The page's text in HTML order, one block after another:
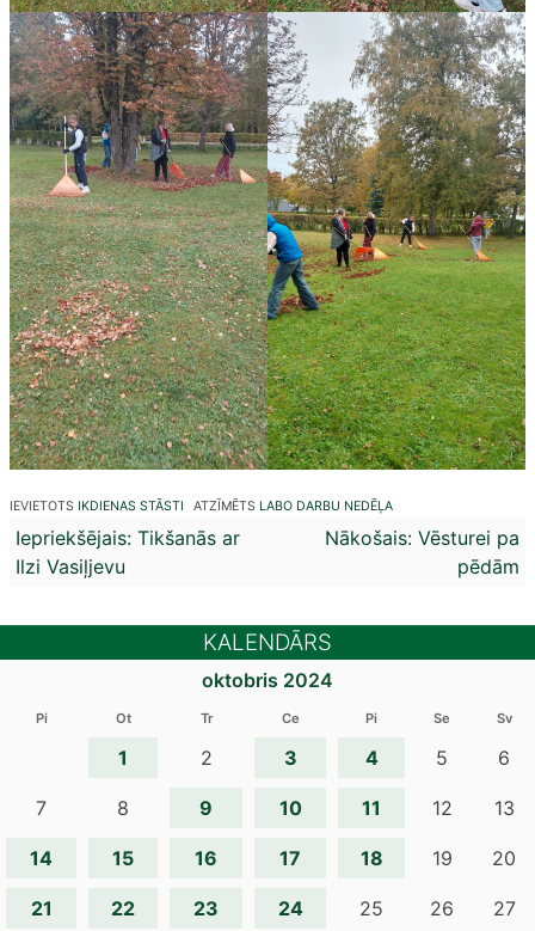
IEVIETOTS IKDIENAS STĀSTI ATZĪMĒTS LABO DARBU NEDĒĻA
Ziņu
izvēlne
Iepriekšējais: Tikšanās ar
Ilzi Vasiļjevu
Nākošais: Vēsturei pa
pēdām
KALENDĀRS
oktobris 2024
Pi Ot Tr Ce Pi Se Sv
1 2 3 4 5 6
7 8 9 10 11 12 13
14 15 16 17 18 19 20
21 22 23 24 25 26 27